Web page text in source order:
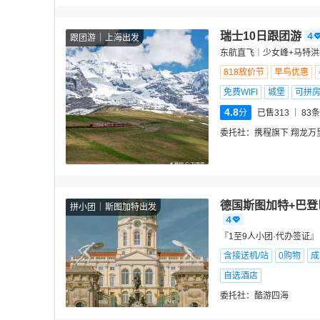
跟团游 上海出发 瑞士10日跟团游
东航直飞｜少女峰+马特
818放价节
早鸟优惠
免费WIFI
城堡 可拼房
4.8分 已售313 83
委托社： 携程旗下 翔龙万
拼小团 斯图加特出发 德国斯图加特+巴
『1至9人小团·代办签证
含接送机/站
0购物
自选酒店
委托社： 酷游四海